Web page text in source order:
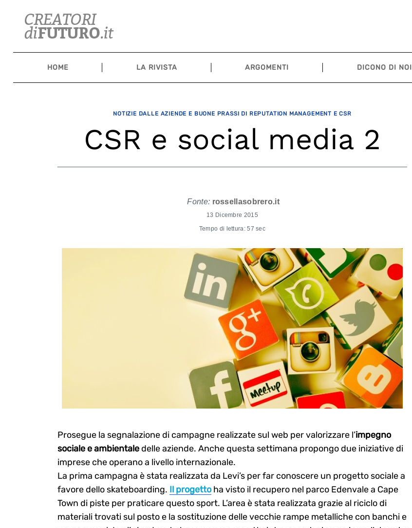
content
HOME LA RIVISTA ARGOMENTI DICONO DI NOI
NOTIZIE DALLE AZIENDE E BUONE PRASSI DI REPUTATION MANAGEMENT E CSR
CSR e social media 2
Fonte: rossellasobrero.it
13 Dicembre 2015
Tempo di lettura: 57 sec
Prosegue la segnalazione di campagne realizzate sul web per valorizzare l’impegno
sociale e ambientaledelle aziende. Anche questa settimana propongo due iniziative di
imprese che operano a livello internazionale.
La prima campagna è stata realizzata da Levi’s per far conoscere un progetto sociale a
favore dello skateboarding. Il progettoha visto il recupero nel parco Edenvale a Cape
Town di piste per praticare questo sport. L’area è stata realizzata grazie al riciclo di
materiali trovati sul posto e la sostituzione delle vecchie rampe metalliche con banchi e